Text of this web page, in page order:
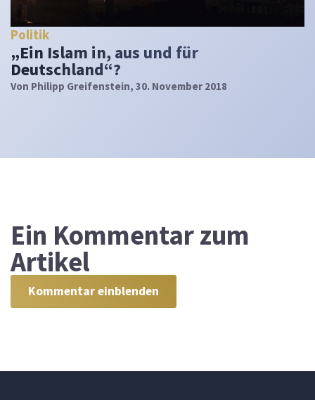
Politik
„Ein Islam in, aus und für
Deutschland“?
Von Philipp Greifenstein, 30. November 2018
Ein Kommentar zum
Artikel
Kommentar einblenden